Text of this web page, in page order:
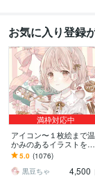
お気に入り登録
満枠対応中
アイコン〜１枚絵まで温
かみのあるイラストを描
きます ★ココナラ自体が
初めての方も、お気軽に
ご相談ください♪★
5.0 (1076)
黒豆ちゃ
4,500